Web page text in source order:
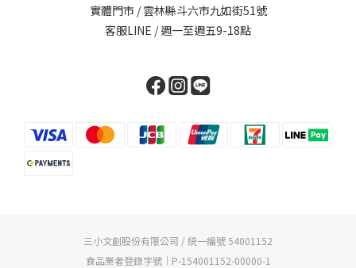
實體門市 / 雲林縣斗六市九如街51號
客服LINE / 週一至週五9-18點
三小文創股份有限公司 / 統一編號 54001152
食品業者登錄字號｜P-154001152-00000-1